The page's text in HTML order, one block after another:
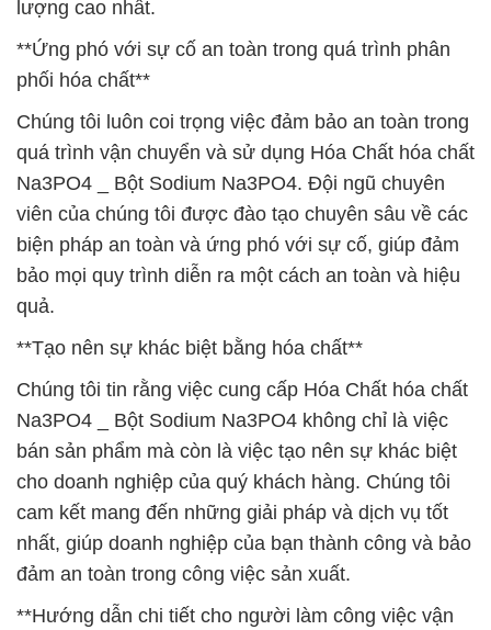
lượng cao nhất.
**Ứng phó với sự cố an toàn trong quá trình phân
phối hóa chất**
Chúng tôi luôn coi trọng việc đảm bảo an toàn trong
quá trình vận chuyển và sử dụng Hóa Chất hóa chất
Na3PO4 _ Bột Sodium Na3PO4. Đội ngũ chuyên
viên của chúng tôi được đào tạo chuyên sâu về các
biện pháp an toàn và ứng phó với sự cố, giúp đảm
bảo mọi quy trình diễn ra một cách an toàn và hiệu
quả.
**Tạo nên sự khác biệt bằng hóa chất**
Chúng tôi tin rằng việc cung cấp Hóa Chất hóa chất
Na3PO4 _ Bột Sodium Na3PO4 không chỉ là việc
bán sản phẩm mà còn là việc tạo nên sự khác biệt
cho doanh nghiệp của quý khách hàng. Chúng tôi
cam kết mang đến những giải pháp và dịch vụ tốt
nhất, giúp doanh nghiệp của bạn thành công và bảo
đảm an toàn trong công việc sản xuất.
**Hướng dẫn chi tiết cho người làm công việc vận